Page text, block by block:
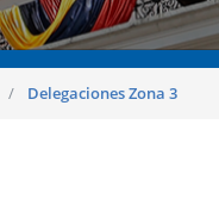
Delegaciones Zona 3